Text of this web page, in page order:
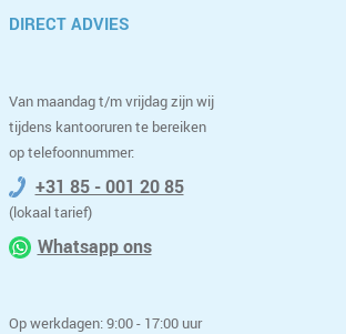
DIRECT ADVIES
Van maandag t/m vrijdag zijn wij
tijdens kantooruren te bereiken
op telefoonnummer:
+31 85 - 001 20 85
(lokaal tarief)
Whatsapp ons
Op werkdagen: 9:00 - 17:00 uur